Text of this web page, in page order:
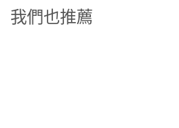
我們也推薦